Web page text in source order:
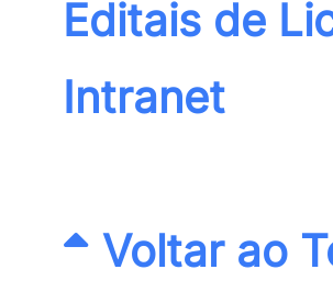
Editais de
Intranet
Voltar ao